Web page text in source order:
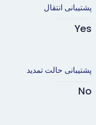
پشتیبانی انتقال
Yes
پشتیبانی حالت تمدید
No